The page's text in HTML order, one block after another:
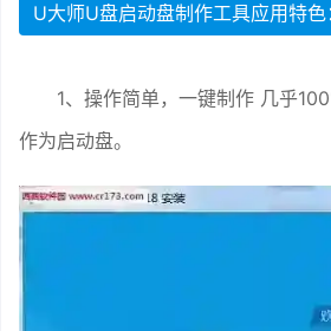
U大师U盘启动盘制作工具应用特色
1、操作简单，一键制作 几乎
作为启动盘。